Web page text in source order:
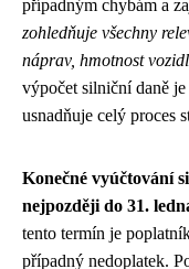
případným chybám a
zohledňuje všechny
náprav, hmotnost
výpočet silniční daně
usnadňuje celý proces
Konečné vyúčtování
nejpozději do 31.
tento termín je
případný nedoplatek.